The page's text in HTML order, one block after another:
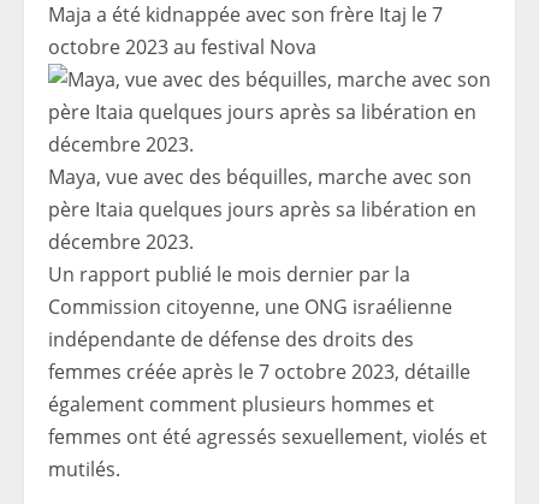
Maja a été kidnappée avec son frère Itaj le 7
octobre 2023 au festival Nova
Maya, vue avec des béquilles, marche avec son
père Itaia quelques jours après sa libération en
décembre 2023.
Un rapport publié le mois dernier par la
Commission citoyenne, une ONG israélienne
indépendante de défense des droits des
femmes créée après le 7 octobre 2023, détaille
également comment plusieurs hommes et
femmes ont été agressés sexuellement, violés et
mutilés.